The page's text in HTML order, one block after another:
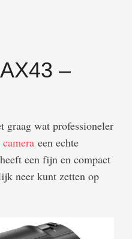
–
graag wat professioneler
een echte
een fijn en compact
neer kunt zetten op